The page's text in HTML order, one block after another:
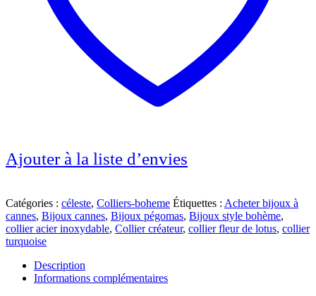
Ajouter à la liste d’envies
Catégories : céleste, Colliers-boheme Étiquettes : Acheter bijoux à
cannes, Bijoux cannes, Bijoux pégomas, Bijoux style bohème,
collier acier inoxydable, Collier créateur, collier fleur de lotus, collier
turquoise
Description
Informations complémentaires